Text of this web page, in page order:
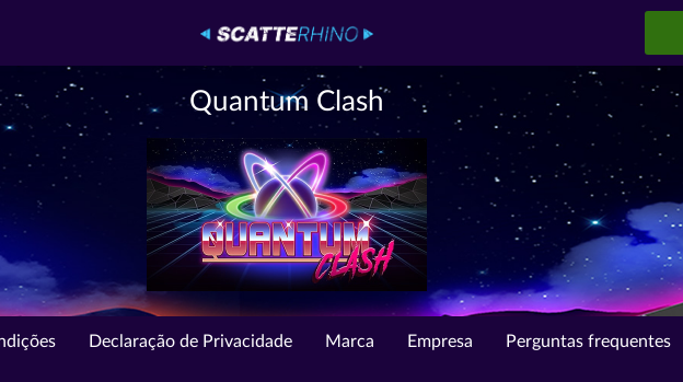
Quantum Clash
Declaração de Privacidade Marca Empresa Perguntas frequentes